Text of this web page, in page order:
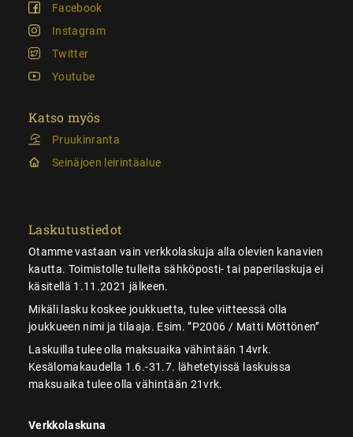
Facebook
Instagram
Twitter
Youtube
Katso myös
Pruukinranta
Seinäjoen leirintäalue
Laskutustiedot
Otamme vastaan vain verkkolaskuja alla olevien kanavien
kautta. Toimistolle tulleita sähköposti- tai paperilaskuja ei
käsitellä 1.11.2021 jälkeen.
Mikäli lasku koskee joukkuetta, tulee viitteessä olla
joukkueen nimi ja tilaaja. Esim. ”P2006 / Matti Möttönen”
Laskuilla tulee olla maksuaika vähintään 14vrk.
Kesälomakaudella 1.6.-31.7. lähetetyissä laskuissa
maksuaika tulee olla vähintään 21vrk.
Verkkolaskuna